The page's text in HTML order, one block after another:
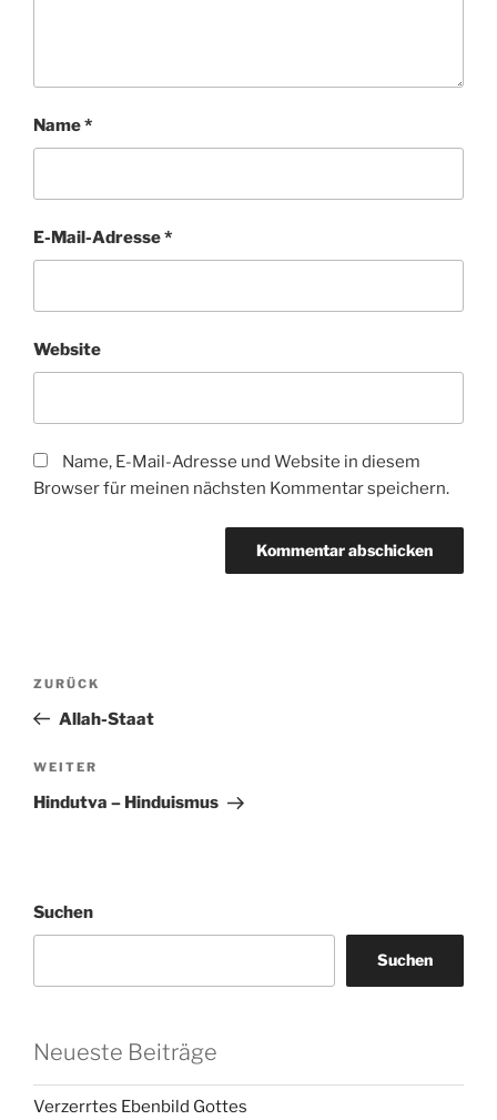
Name*
E-Mail-Adresse*
Website
Name, E-Mail-Adresse und Website in diesem
Browser für meinen nächsten Kommentar speichern.
Beitragsnavigation
Vorheriger
Beitrag
ZURÜCK
Allah-Staat
Nächster
Beitrag
WEITER
Hindutva – Hinduismus
Suchen
Suchen
Neueste Beiträge
Verzerrtes Ebenbild Gottes